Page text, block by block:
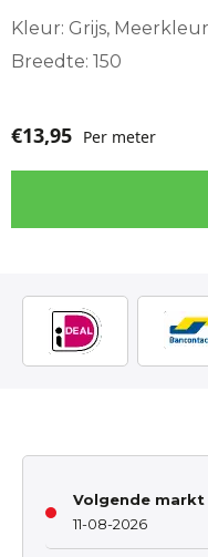
Kleur: Grijs,
Breedte: 150
€13,95 Per meter
Volgende markt
11-08-2026